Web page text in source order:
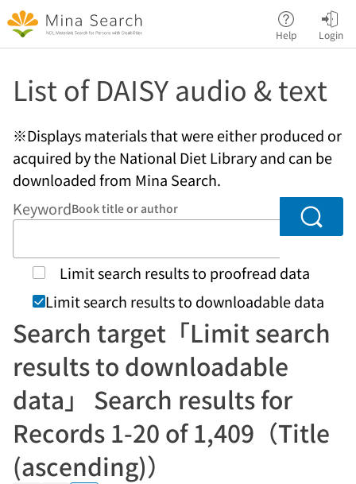
Jump to main content
Help Login
List of DAISY audio & text
※Displays materials that were either produced or
acquired by the National Diet Library and can be
downloaded from Mina Search.
KeywordBook title or author
Limit search results to proofread data
Limit search results to downloadable data
Search target「Limit search
results to downloadable
data」 Search results for
Records 1-20 of 1,409（Title
(ascending)）